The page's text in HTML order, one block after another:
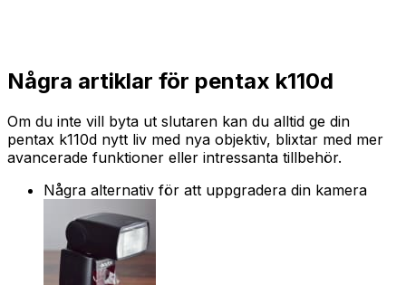
Några artiklar för pentax k110d
Om du inte vill byta ut slutaren kan du alltid ge din
pentax k110d nytt liv med nya objektiv, blixtar med mer
avancerade funktioner eller intressanta tillbehör.
Några alternativ för att uppgradera din kamera